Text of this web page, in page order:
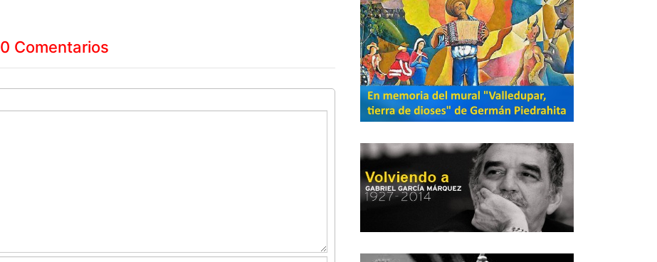
0 Comentarios